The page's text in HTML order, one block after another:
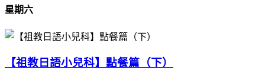
星期六
【祖教日語小兒科】點餐篇（下）